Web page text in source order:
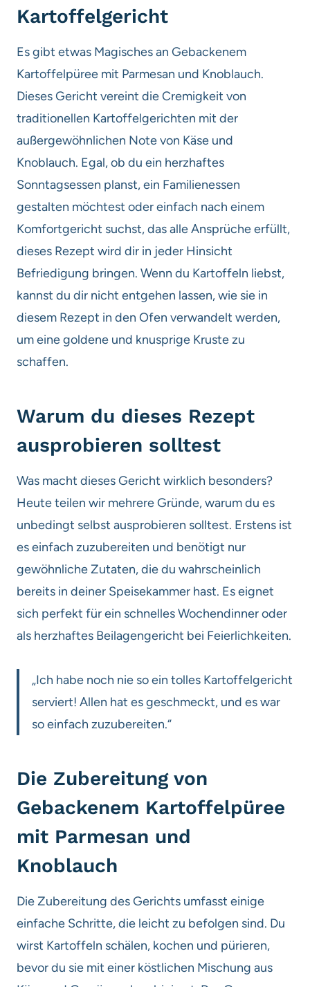
Kartoffelgericht
Es gibt etwas Magisches an Gebackenem
Kartoffelpüree mit Parmesan und Knoblauch.
Dieses Gericht vereint die Cremigkeit von
traditionellen Kartoffelgerichten mit der
außergewöhnlichen Note von Käse und
Knoblauch. Egal, ob du ein herzhaftes
Sonntagsessen planst, ein Familienessen
gestalten möchtest oder einfach nach einem
Komfortgericht suchst, das alle Ansprüche erfüllt,
dieses Rezept wird dir in jeder Hinsicht
Befriedigung bringen. Wenn du Kartoffeln liebst,
kannst du dir nicht entgehen lassen, wie sie in
diesem Rezept in den Ofen verwandelt werden,
um eine goldene und knusprige Kruste zu
schaffen.
Warum du dieses Rezept
ausprobieren solltest
Was macht dieses Gericht wirklich besonders?
Heute teilen wir mehrere Gründe, warum du es
unbedingt selbst ausprobieren solltest. Erstens ist
es einfach zuzubereiten und benötigt nur
gewöhnliche Zutaten, die du wahrscheinlich
bereits in deiner Speisekammer hast. Es eignet
sich perfekt für ein schnelles Wochendinner oder
als herzhaftes Beilagengericht bei Feierlichkeiten.
„Ich habe noch nie so ein tolles Kartoffelgericht
serviert! Allen hat es geschmeckt, und es war
so einfach zuzubereiten.“
Die Zubereitung von
Gebackenem Kartoffelpüree
mit Parmesan und
Knoblauch
Die Zubereitung des Gerichts umfasst einige
einfache Schritte, die leicht zu befolgen sind. Du
wirst Kartoffeln schälen, kochen und pürieren,
bevor du sie mit einer köstlichen Mischung aus